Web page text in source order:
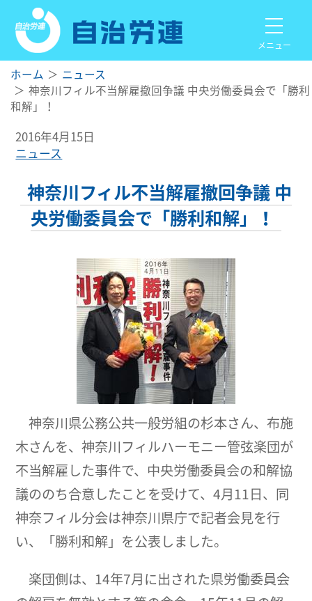
メニュー
ホーム
ニュース
神奈川フィル不当解雇撤回争議 中央労働委員会で「勝利
和解」！
2016年4月15日
ニュース
神奈川フィル不当解雇撤回争議 中
央労働委員会で「勝利和解」！
神奈川県公務公共一般労組の杉本さん、布施
木さんを、神奈川フィルハーモニー管弦楽団が
不当解雇した事件で、中央労働委員会の和解協
議ののち合意したことを受けて、4月11日、同
神奈フィル分会は神奈川県庁で記者会見を行
い、「勝利和解」を公表しました。
楽団側は、14年7月に出された県労働委員会